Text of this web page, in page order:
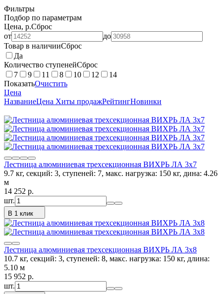
Фильтры
Подбор по параметрам
Цена, р.Сброс
от
до
Товар в наличииСброс
Да
Количество ступенейСброс
7
9 11 8 10 12
14
ПоказатьОчистить
Цена
НазваниеЦена Хиты продажРейтингНовинки
Лестница алюминиевая трехсекционная ВИХРЬ ЛА 3х7
9.7 кг, секций: 3, ступеней: 7, макс. нагрузка: 150 кг, дина: 4.26
м
14 252 p.
шт.
В 1 клик
Лестница алюминиевая трехсекционная ВИХРЬ ЛА 3х8
10.7 кг, секций: 3, ступеней: 8, макс. нагрузка: 150 кг, длина:
5.10 м
15 952 p.
шт.